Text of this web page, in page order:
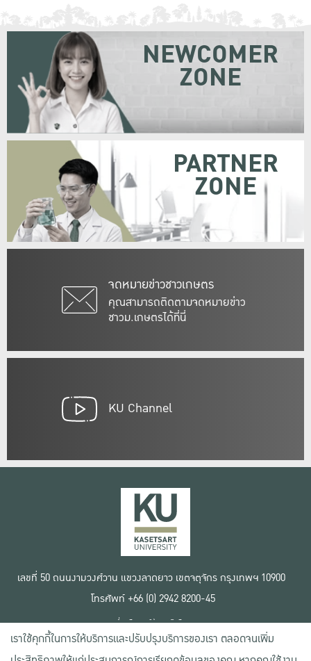
จดหมายข่าวชาวเกษตร
คุณสามารถติดตามจดหมายข่าว
ชาวม.เกษตรได้ที่นี่
NEWCOMER
ZONE
PARTNER
ZONE
KU Channel
เลขที่ 50 ถนนงามวงศ์วาน แขวงลาดยาว เขตจตุจักร กรุงเทพฯ 10900
โทรศัพท์ +66 (0) 2942 8200-45
เงื่อนไขการใช้งานเว็บไซต์
ข้อตกลงด้านสิทธิ์ใช้งาน
นโยบายความเป็นส่วนตัว
เราใช้คุกกี้ในการให้บริการและปรับปรุงบริการของเรา ตลอดจนเพิ่ม